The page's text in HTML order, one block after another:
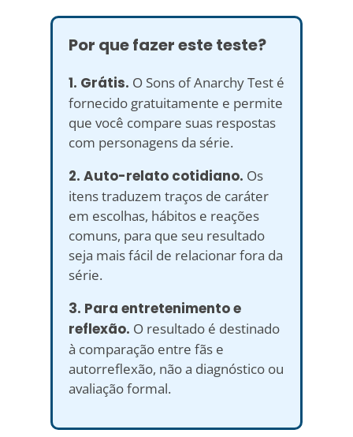
Por que fazer este teste?
1. Grátis. O Sons of Anarchy Test é
fornecido gratuitamente e permite
que você compare suas respostas
com personagens da série.
2. Auto-relato cotidiano. Os
itens traduzem traços de caráter
em escolhas, hábitos e reações
comuns, para que seu resultado
seja mais fácil de relacionar fora da
série.
3. Para entretenimento e
reflexão. O resultado é destinado
à comparação entre fãs e
autorreflexão, não a diagnóstico ou
avaliação formal.